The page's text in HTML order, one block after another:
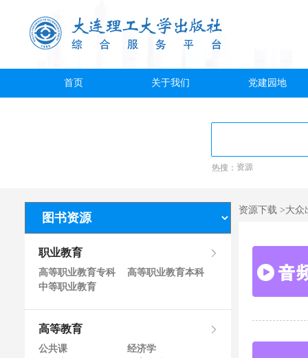
首页 关于我们 党建园地
热搜： 资源
职业教育
高等职业教育专科
高等职业教育本科
中等职业教育
高等教育
公共课
经济学
资源下载 >大众